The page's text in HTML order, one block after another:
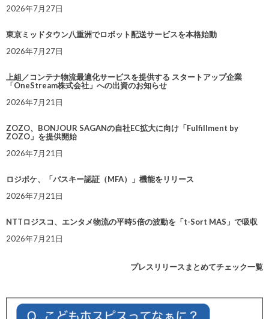
2026年7月27日
東京ミッドタウン八重洲でロボット配送サービスを本格始動
2026年7月27日
上組／コンテナ物流最適化サービスを提供する スタートアップ企業
「OneStream株式会社」への出資のお知らせ
2026年7月21日
ZOZO、BONJOUR SAGANの自社EC拡大に向け「Fulfillment by
ZOZO」を提供開始
2026年7月21日
ロジポケ、「パスキー認証（MFA）」機能をリリース
2026年7月21日
NTTロジスコ、エンタメ物流の平時5倍の波動を「t-Sort MAS」で吸収
2026年7月21日
プレスリリースまとめてチェック一覧